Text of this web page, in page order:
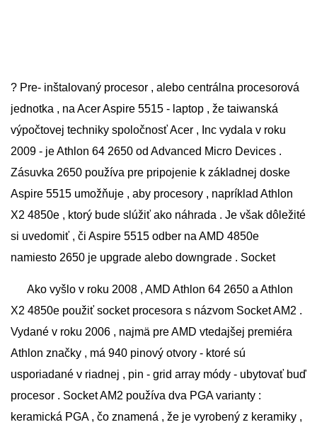
? Pre- inštalovaný procesor , alebo centrálna procesorová
jednotka , na Acer Aspire 5515 - laptop , že taiwanská
výpočtovej techniky spoločnosť Acer , Inc vydala v roku
2009 - je Athlon 64 2650 od Advanced Micro Devices .
Zásuvka 2650 používa pre pripojenie k základnej doske
Aspire 5515 umožňuje , aby procesory , napríklad Athlon
X2 4850e , ktorý bude slúžiť ako náhrada . Je však dôležité
si uvedomiť , či Aspire 5515 odber na AMD 4850e
namiesto 2650 je upgrade alebo downgrade . Socket
Ako vyšlo v roku 2008 , AMD Athlon 64 2650 a Athlon
X2 4850e použiť socket procesora s názvom Socket AM2 .
Vydané v roku 2006 , najmä pre AMD vtedajšej premiéra
Athlon značky , má 940 pinový otvory - ktoré sú
usporiadané v riadnej , pin - grid array módy - ubytovať buď
procesor . Socket AM2 používa dva PGA varianty :
keramická PGA , čo znamená , že je vyrobený z keramiky ,